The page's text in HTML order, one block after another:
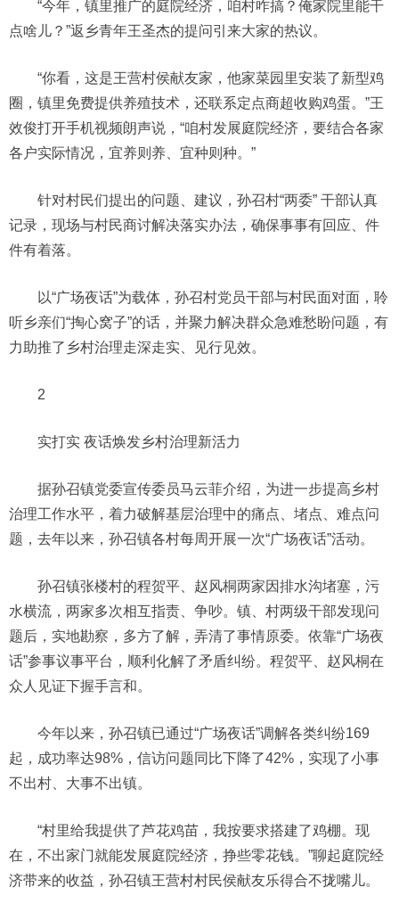
“今年，镇里推广的庭院经济，咱村咋搞？俺家院里能干
点啥儿？”返乡青年王圣杰的提问引来大家的热议。
“你看，这是王营村侯献友家，他家菜园里安装了新型鸡
圈，镇里免费提供养殖技术，还联系定点商超收购鸡蛋。”王
效俊打开手机视频朗声说，“咱村发展庭院经济，要结合各家
各户实际情况，宜养则养、宜种则种。”
针对村民们提出的问题、建议，孙召村“两委” 干部认真
记录，现场与村民商讨解决落实办法，确保事事有回应、件
件有着落。
以“广场夜话”为载体，孙召村党员干部与村民面对面，聆
听乡亲们“掏心窝子”的话，并聚力解决群众急难愁盼问题，有
力助推了乡村治理走深走实、见行见效。
2
实打实 夜话焕发乡村治理新活力
据孙召镇党委宣传委员马云菲介绍，为进一步提高乡村
治理工作水平，着力破解基层治理中的痛点、堵点、难点问
题，去年以来，孙召镇各村每周开展一次“广场夜话”活动。
孙召镇张楼村的程贺平、赵风桐两家因排水沟堵塞，污
水横流，两家多次相互指责、争吵。镇、村两级干部发现问
题后，实地勘察，多方了解，弄清了事情原委。依靠“广场夜
话”参事议事平台，顺利化解了矛盾纠纷。程贺平、赵风桐在
众人见证下握手言和。
今年以来，孙召镇已通过“广场夜话”调解各类纠纷169
起，成功率达98%，信访问题同比下降了42%，实现了小事
不出村、大事不出镇。
“村里给我提供了芦花鸡苗，我按要求搭建了鸡棚。现
在，不出家门就能发展庭院经济，挣些零花钱。”聊起庭院经
济带来的收益，孙召镇王营村村民侯献友乐得合不拢嘴儿。